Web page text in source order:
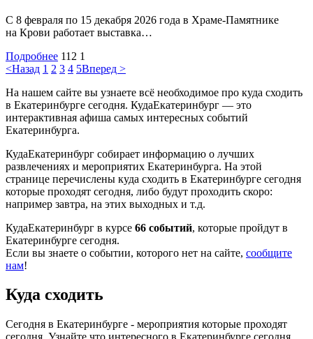
С 8 февраля по 15 декабря 2026 года в Храме-Памятнике
на Крови работает выставка…
Подробнее 112 1
<Назад 1 2 3 4 5Вперед >
На нашем сайте вы узнаете всё необходимое про куда сходить
в Екатеринбурге сегодня. КудаЕкатеринбург — это
интерактивная афиша самых интересных событий
Екатеринбурга.
КудаЕкатеринбург собирает информацию о лучших
развлечениях и мероприятих Екатеринбурга. На этой
странице перечислены куда сходить в Екатеринбурге сегодня
которые проходят сегодня, либо будут проходить скоро:
например завтра, на этих выходных и т.д.
КудаЕкатеринбург в курсе 66 событий, которые пройдут в
Екатеринбурге сегодня.
Если вы знаете о событии, которого нет на сайте, сообщите
нам!
Куда сходить
Сегодня в Екатеринбурге - мероприятия которые проходят